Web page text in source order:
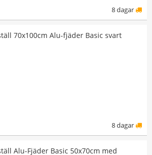
8 dagar
70x100cm Alu-fjäder Basic svart
8 dagar
Alu-Fjäder Basic 50x70cm med